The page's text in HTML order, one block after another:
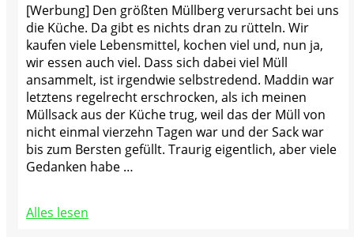
[Werbung] Den größten Müllberg verursacht bei uns
die Küche. Da gibt es nichts dran zu rütteln. Wir
kaufen viele Lebensmittel, kochen viel und, nun ja,
wir essen auch viel. Dass sich dabei viel Müll
ansammelt, ist irgendwie selbstredend. Maddin war
letztens regelrecht erschrocken, als ich meinen
Müllsack aus der Küche trug, weil das der Müll von
nicht einmal vierzehn Tagen war und der Sack war
bis zum Bersten gefüllt. Traurig eigentlich, aber viele
Gedanken habe …
Alles lesen